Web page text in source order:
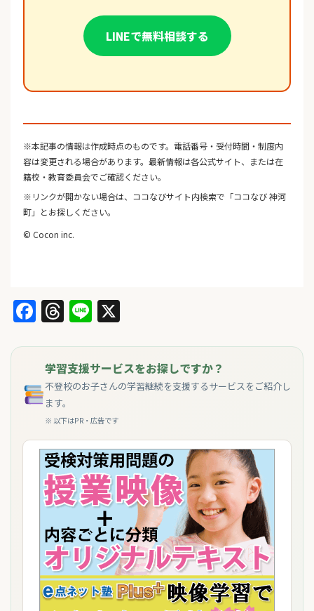
LINEで無料相談する
※本記事の情報は作成時点のものです。電話番号・受付時間・制度内
容は変更される場合があります。最新情報は各公式サイト、または在
籍校・教育委員会でご確認ください。
※リンクが開かない場合は、ココなびサイト内検索で「ココなび 神河
町」とお探しください。
© Cocon inc.
Facebook
Threads
Line
学習支援サービスをお探しですか？
不登校のお子さんの学習継続を支援するサービスをご紹介し
ます。
※ 以下はPR・広告です